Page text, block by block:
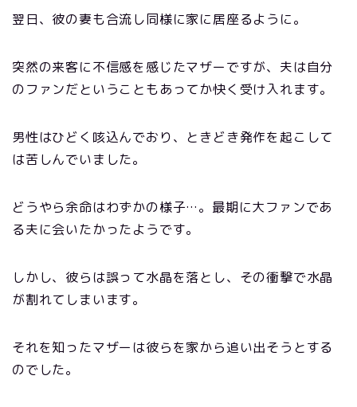
翌日、彼の妻も合流し同様に家に居座るように。
突然の来客に不信感を感じたマザーですが、夫は自分
のファンだということもあってか快く受け入れます。
男性はひどく咳込んでおり、ときどき発作を起こして
は苦しんでいました。
どうやら余命はわずかの様子…。最期に大ファンであ
る夫に会いたかったようです。
しかし、彼らは誤って水晶を落とし、その衝撃で水晶
が割れてしまいます。
それを知ったマザーは彼らを家から追い出そうとする
のでした。